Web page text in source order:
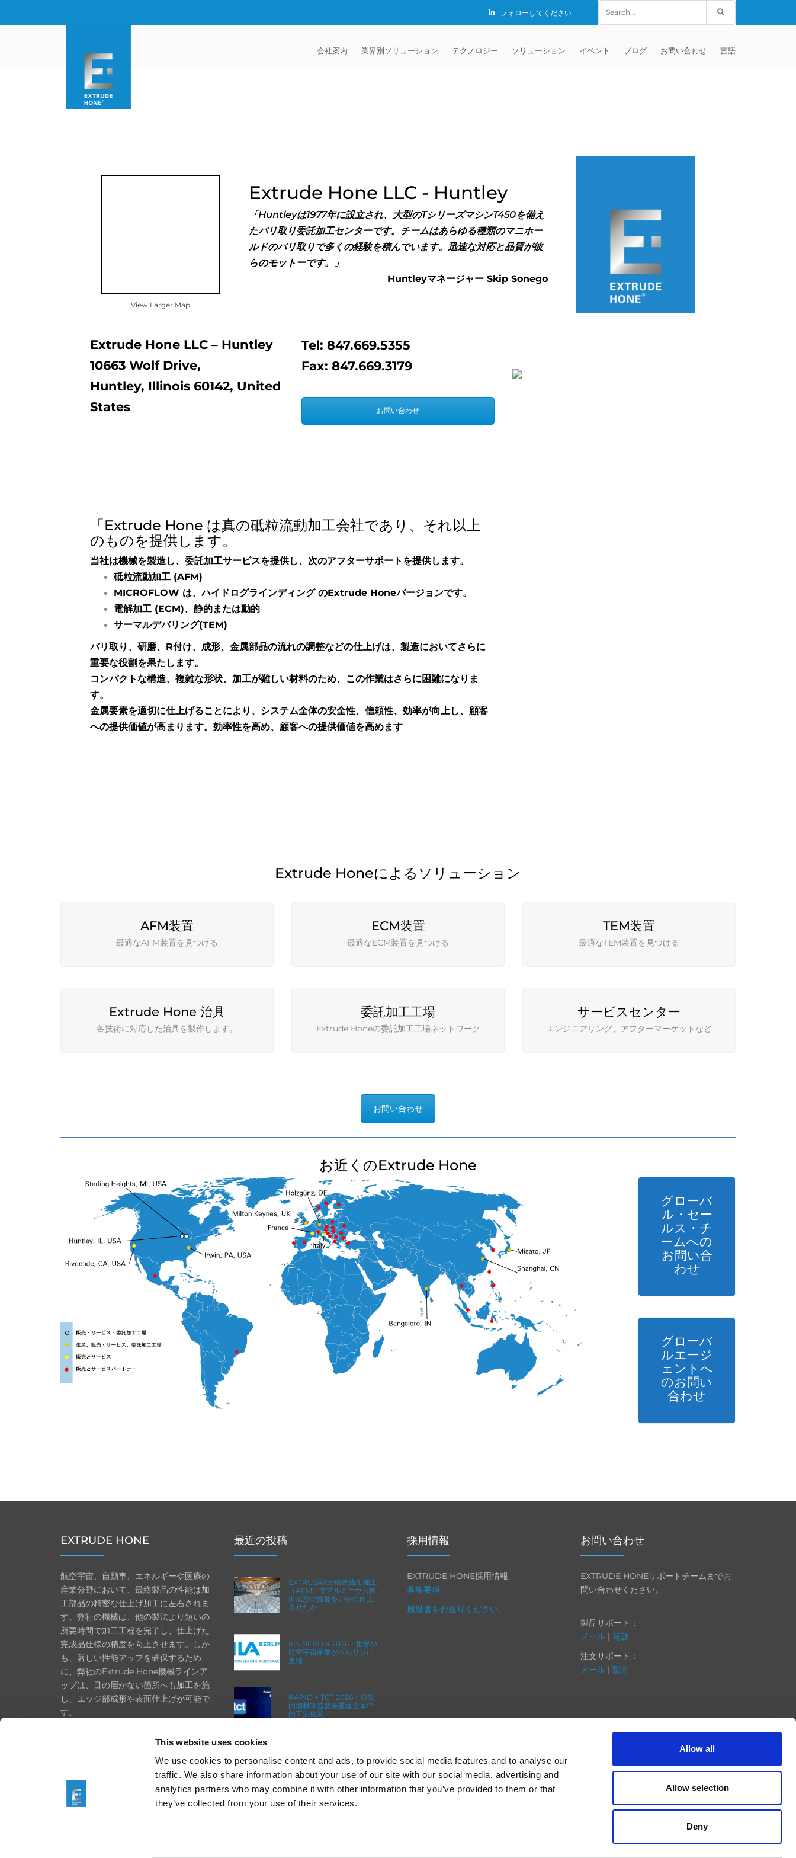
This website uses cookies
We use cookies to personalise content and ads, to provide social media features and to analyse our
traffic. We also share information about your use of our site with our social media, advertising and
analytics partners who may combine it with other information that you’ve provided to them or that
they’ve collected from your use of their services.
Allow all
Allow selection
Deny
フォローしてください
for:
会社案内
EXTRUDE HONE LLC – IRWIN PA –
USA
EXTRUDE HONE RIVERSIDE
CALIFORNIA – USA
EXTRUDE HONE LLC – STERLING
EXTRUDE HONE GMBH –
HOLZGÜNZ – GERMANY
KEYNES – UK
業界別ソリューション
クロマトグラフィー・チューブ
押出成形金型
流体動力 流体マニホールドのバリ取り
テクノロジー
ダイナミック電解加工 (DYNAMIC
ECM)
バリ取り
ソリューション
開発
(EXTRUDEHONE)の中古機械
イベント ブログ お問い合わせ 言語
View Larger Map
Extrude Hone LLC - Huntley
「Huntleyは1977年に設立され、大型のTシリーズマシンT450を備え
たバリ取り委託加工センターです。チームはあらゆる種類のマニホー
ルドのバリ取りで多くの経験を積んでいます。迅速な対応と品質が彼
らのモットーです。」
Huntleyマネージャー Skip Sonego
Extrude Hone LLC – Huntley
10663 Wolf Drive,
Huntley, Illinois 60142, United
States
Tel: 847.669.5355
Fax: 847.669.3179
お問い合わせ
「Extrude Hone は真の砥粒流動加工会社であり、それ以上
のものを提供します。
当社は機械を製造し、委託加工サービスを提供し、次のアフターサポートを提供します。
砥粒流動加工 (AFM)
MICROFLOW は、ハイドログラインディング のExtrude Honeバージョンです。
電解加工 (ECM)、静的または動的
サーマルデバリング(TEM)
バリ取り、研磨、R付け、成形、金属部品の流れの調整などの仕上げは、製造においてさらに
重要な役割を果たします。
コンパクトな構造、複雑な形状、加工が難しい材料のため、この作業はさらに困難になりま
す。
金属要素を適切に仕上げることにより、システム全体の安全性、信頼性、効率が向上し、顧客
への提供価値が高まります。効率性を高め、顧客への提供価値を高めます
Extrude Honeによるソリューション
AFM装置
最適なAFM装置を見つける
Extrude Hone 治具
各技術に対応した治具を製作します。
ECM装置
最適なECM装置を見つける
委託加工工場
Extrude Honeの委託加工工場ネットワーク
TEM装置
最適なTEM装置を見つける
サービスセンター
エンジニアリング、アフターマーケットなど
お問い合わせ
お近くのExtrude Hone
グローバ
ル・セー
ルス・チ
ームへの
お問い合
わせ
グローバ
ルエージ
ェントへ
のお問い
合わせ
EXTRUDE HONE
航空宇宙、自動車、エネルギーや医療の
産業分野において、最終製品の性能は加
工部品の精密な仕上げ加工に左右されま
す。弊社の機械は、他の製法より短いの
所要時間で加工工程を完了し、仕上げた
完成品仕様の精度を向上させます。しか
も、著しい性能アップを確保するため
に、弊社のExtrude Hone機械ラインア
ップは、目の届かない箇所へも加工を施
し、エッジ部成形や表面仕上げが可能で
す。
購入規約
一般条件
最近の投稿
EXTRUSAXが研磨流動加工
（AFM）でアルミニウム押
出成形の性能をいかに向上
させたか
ILA BERLIN 2026：世界の
航空宇宙産業がベルリンに
集結
RAPID + TCT 2026：领先
的增材制造盛会重返变革中
的工业格局
ためのよりシャープなエッ
ジとより強力なエンジン
採用情報
EXTRUDE HONE採用情報
募集要項
履歴書をお送りください。
お問い合わせ
EXTRUDE HONEサポートチームまでお
問い合わせください。
製品サポート：
メール| 電話
注文サポート：
メール|電話